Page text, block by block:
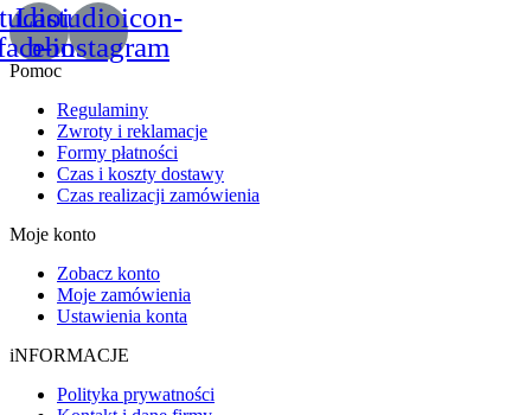
Lastudioicon-
b-instagram
Pomoc
Regulaminy
Zwroty i reklamacje
Formy płatności
Czas i koszty dostawy
Czas realizacji zamówienia
Moje konto
Zobacz konto
Moje zamówienia
Ustawienia konta
iNFORMACJE
Polityka prywatności